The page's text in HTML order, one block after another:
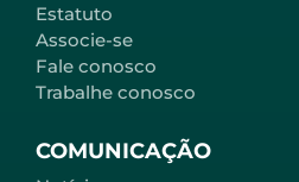
Estatuto
Associe-se
Fale conosco
Trabalhe conosco
COMUNICAÇÃO